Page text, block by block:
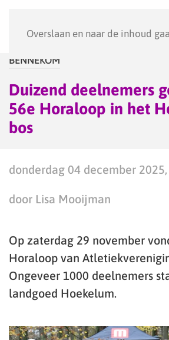
Overslaan en naar de inhoud
BENNEKOM
Duizend deelnemers
56e Horaloop in het
bos
donderdag 04 december 2025,
door Lisa Mooijman
Op zaterdag 29 november
Horaloop van
Ongeveer 1000 deelnemers
landgoed Hoekelum.